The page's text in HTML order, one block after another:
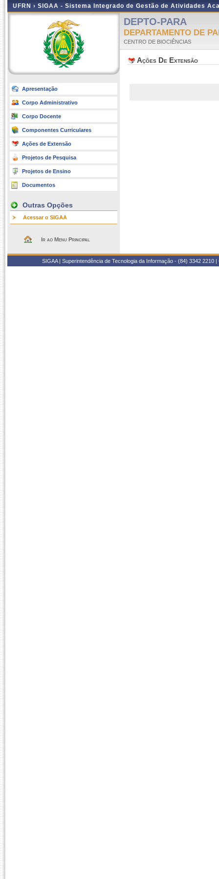
UFRN › SIGAA - Sistema Integrado de Gestão de Atividades
Apresentação
Corpo Administrativo
Corpo Docente
Componentes Curriculares
Ações de Extensão
Projetos de Pesquisa
Projetos de Ensino
Documentos
Outras Opções
Acessar o SIGAA
Ir ao Menu Principal
DEPTO-PARA
DEPARTAMENTO DE
CENTRO DE BIOCIÊNCIAS
Ações De Extensão
SIGAA | Superintendência de Tecnologia da Informação - (84) 3342